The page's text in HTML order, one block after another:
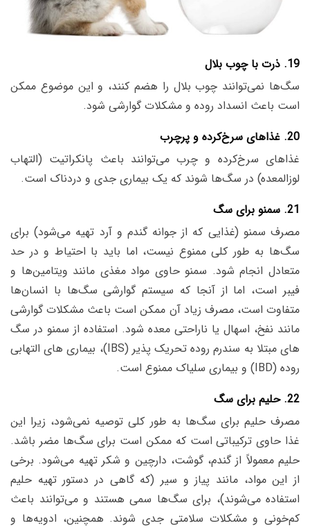
19. ذرت با چوب بلال
سگ‌ها نمی‌توانند چوب بلال را هضم کنند، و این موضوع ممکن
است باعث انسداد روده و مشکلات گوارشی شود.
20. غذاهای سرخ‌کرده و پرچرب
غذاهای سرخ‌کرده و چرب می‌توانند باعث پانکراتیت (التهاب
لوزالمعده) در سگ‌ها شوند که یک بیماری جدی و دردناک است.
21. سمنو برای سگ
مصرف سمنو (غذایی که از جوانه گندم و آرد تهیه می‌شود) برای
سگ‌ها به طور کلی ممنوع نیست، اما باید با احتیاط و در حد
متعادل انجام شود. سمنو حاوی مواد مغذی مانند ویتامین‌ها و
فیبر است، اما از آنجا که سیستم گوارشی سگ‌ها با انسان‌ها
متفاوت است، مصرف زیاد آن ممکن است باعث مشکلات گوارشی
مانند نفخ، اسهال یا ناراحتی معده شود. استفاده از سمنو در سگ
های مبتلا به سندرم روده تحریک پذیر (IBS)، بیماری های التهابی
روده (IBD) و بیماری سلیاک ممنوع است.
22. حلیم برای سگ
مصرف حلیم برای سگ‌ها به طور کلی توصیه نمی‌شود، زیرا این
غذا حاوی ترکیباتی است که ممکن است برای سگ‌ها مضر باشد.
حلیم معمولاً از گندم، گوشت، دارچین و شکر تهیه می‌شود. برخی
از این مواد، مانند پیاز و سیر (که گاهی در دستور تهیه حلیم
استفاده می‌شوند)، برای سگ‌ها سمی هستند و می‌توانند باعث
کم‌خونی و مشکلات سلامتی جدی شوند. همچنین، ادویه‌ها و